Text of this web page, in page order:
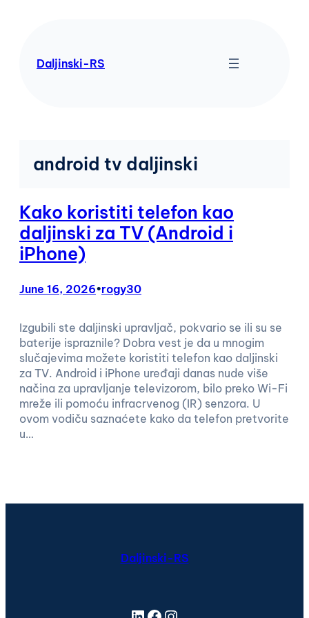
Daljinski-RS
android tv daljinski
Kako koristiti telefon kao
daljinski za TV (Android i
iPhone)
June 16, 2026•rogy30
Izgubili ste daljinski upravljač, pokvario se ili su se
baterije ispraznile? Dobra vest je da u mnogim
slučajevima možete koristiti telefon kao daljinski
za TV. Android i iPhone uređaji danas nude više
načina za upravljanje televizorom, bilo preko Wi-Fi
mreže ili pomoću infracrvenog (IR) senzora. U
ovom vodiču saznaćete kako da telefon pretvorite
u…
Daljinski-RS